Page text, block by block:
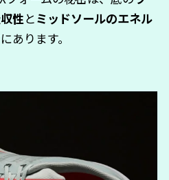
性とミッドソールのエネル
にあります。